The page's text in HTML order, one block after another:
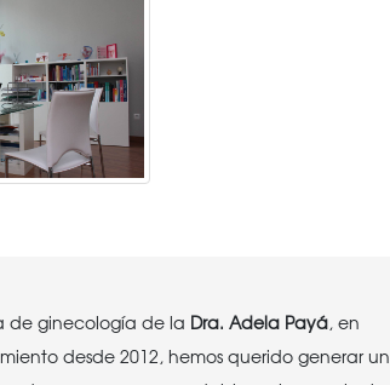
de ginecología de la Dra. Adela Payá, en
desde 2012, hemos querido generar un